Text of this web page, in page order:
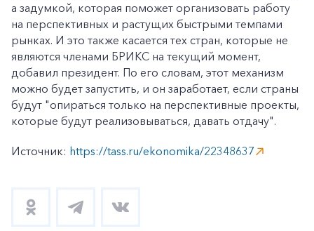
а задумкой, которая поможет организовать работу
на перспективных и растущих быстрыми темпами
рынках. И это также касается тех стран, которые не
являются членами БРИКС на текущий момент,
добавил президент. По его словам, этот механизм
можно будет запустить, и он заработает, если страны
будут "опираться только на перспективные проекты,
которые будут реализовываться, давать отдачу".
Источник: https://tass.ru/ekonomika/22348637